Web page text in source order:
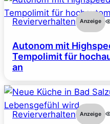
Revierverhalten Anzeige
Autonom mit
Tempolimit für
an
Revierverhalten Anzeige